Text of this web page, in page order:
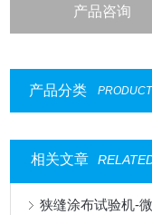
产品咨询
产品分类
相关文章